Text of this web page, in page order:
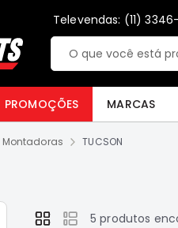
Televendas: (11)
P
e
s
q
u
Pesquisa
e Dakar
PROMOÇÕES MARCAS
Montadoras TUCSON
5 produtos